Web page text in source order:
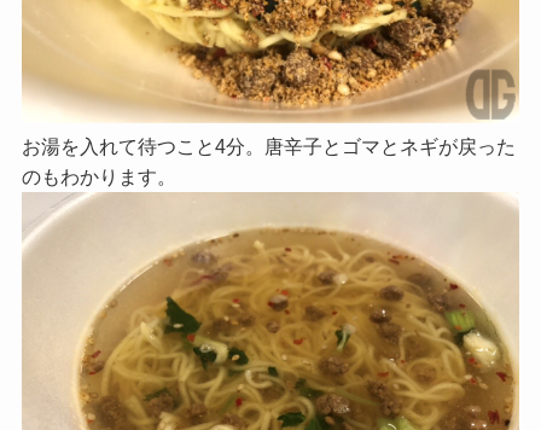
お湯を入れて待つこと4分。唐辛子とゴマとネギが戻った
のもわかります。